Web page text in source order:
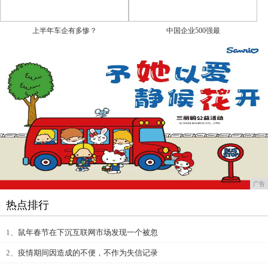
上半年车企有多惨？ 中国企业500强最
广告
热点排行
1、 鼠年春节在下沉互联网市场发现一个被忽
2、 疫情期间因造成的不便，不作为失信记录